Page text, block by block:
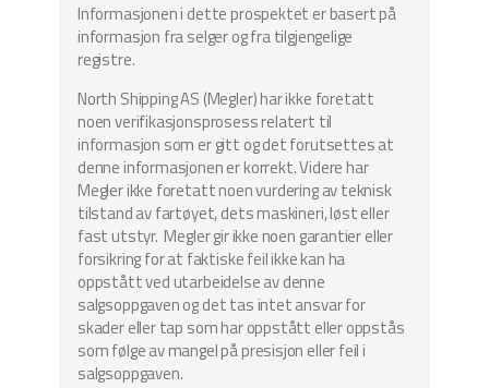
Informasjonen i dette prospektet er basert på
informasjon fra selger og fra tilgjengelige
registre.
North Shipping AS (Megler) har ikke foretatt
noen verifikasjonsprosess relatert til
informasjon som er gitt og det forutsettes at
denne informasjonen er korrekt. Videre har
Megler ikke foretatt noen vurdering av teknisk
tilstand av fartøyet, dets maskineri, løst eller
fast utstyr. Megler gir ikke noen garantier eller
forsikring for at faktiske feil ikke kan ha
oppstått ved utarbeidelse av denne
salgsoppgaven og det tas intet ansvar for
skader eller tap som har oppstått eller oppstås
som følge av mangel på presisjon eller feil i
salgsoppgaven.